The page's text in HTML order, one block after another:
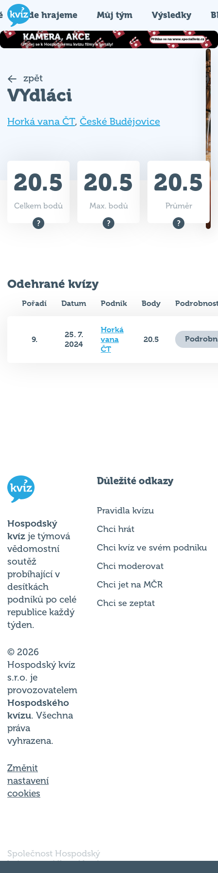
Kde hrajeme Můj tým Výsledky
zpět
VYdláci
Horká vana ČT, České Budějovice
20.5
Celkem bodů
20.5
Max. bodů
20.5
Průměr
Odehrané kvízy
Pořadí Datum Podnik Body
9.
25. 7.
2024
Horká
vana
ČT
20.5
Hospodský
kvíz je týmová
vědomostní
soutěž
probíhající v
desítkách
podniků po celé
republice každý
týden.
© 2026
Hospodský kvíz
s.r.o. je
provozovatelem
Hospodského
kvízu. Všechna
práva
vyhrazena.
Změnit
nastavení
cookies
Důležité odkazy
Pravidla kvízu
Chci hrát
Chci kvíz ve svém podniku
Chci moderovat
Chci jet na MČR
Chci se zeptat
Společnost Hospodský
kvíz s.r.o., sídlem Nové